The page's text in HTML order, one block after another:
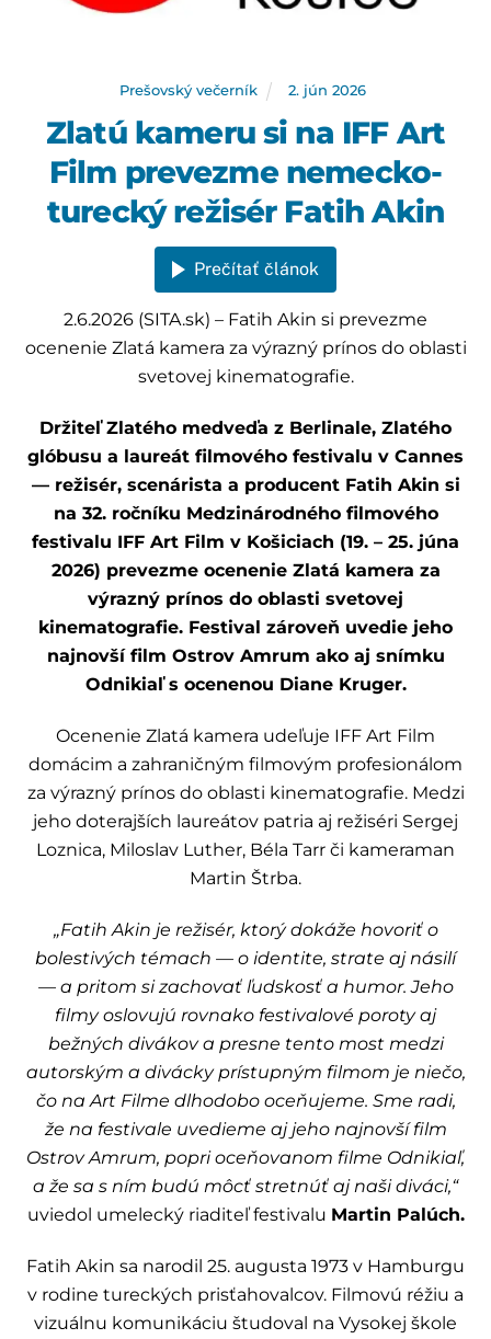
Prešovský večerník 2. jún 2026
Zlatú kameru si na IFF Art
Film prevezme nemecko-
turecký režisér Fatih Akin
Prečítať článok
2.6.2026 (SITA.sk) – Fatih Akin si prevezme
ocenenie Zlatá kamera za výrazný prínos do oblasti
svetovej kinematografie.
Držiteľ Zlatého medveďa z Berlinale, Zlatého
glóbusu a laureát filmového festivalu v Cannes
— režisér, scenárista a producent Fatih Akin si
na 32. ročníku Medzinárodného filmového
festivalu IFF Art Film v Košiciach (19. – 25. júna
2026) prevezme ocenenie Zlatá kamera za
výrazný prínos do oblasti svetovej
kinematografie. Festival zároveň uvedie jeho
najnovší film Ostrov Amrum ako aj snímku
Odnikiaľ s ocenenou Diane Kruger.
Ocenenie Zlatá kamera udeľuje IFF Art Film
domácim a zahraničným filmovým profesionálom
za výrazný prínos do oblasti kinematografie. Medzi
jeho doterajších laureátov patria aj režiséri Sergej
Loznica, Miloslav Luther, Béla Tarr či kameraman
Martin Štrba.
„Fatih Akin je režisér, ktorý dokáže hovoriť o
bolestivých témach — o identite, strate aj násilí
— a pritom si zachovať ľudskosť a humor. Jeho
filmy oslovujú rovnako festivalové poroty aj
bežných divákov a presne tento most medzi
autorským a divácky prístupným filmom je niečo,
čo na Art Filme dlhodobo oceňujeme. Sme radi,
že na festivale uvedieme aj jeho najnovší film
Ostrov Amrum, popri oceňovanom filme Odnikiaľ,
a že sa s ním budú môcť stretnúť aj naši diváci,“
uviedol umelecký riaditeľ festivalu Martin Palúch.
Fatih Akin sa narodil 25. augusta 1973 v Hamburgu
v rodine tureckých prisťahovalcov. Filmovú réžiu a
vizuálnu komunikáciu študoval na Vysokej škole